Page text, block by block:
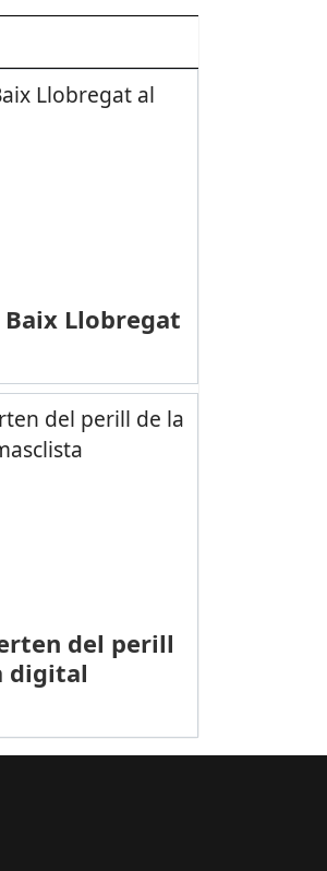
Llobregat
del perill
digital